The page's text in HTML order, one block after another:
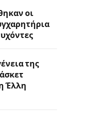
οι
της
Έλλη